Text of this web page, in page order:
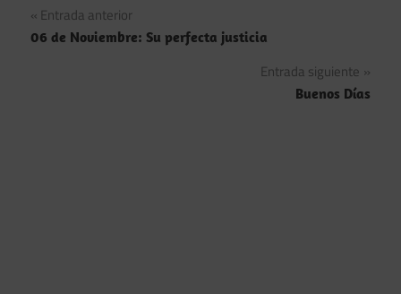
Navegación
de
Entrada anterior
06 de Noviembre: Su perfecta justicia
Entrada siguiente
Buenos Días